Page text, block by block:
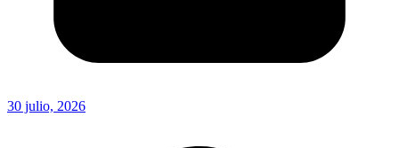
30 julio, 2026